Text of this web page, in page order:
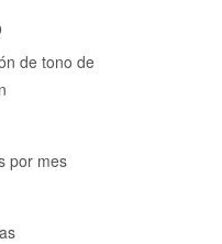
de tono de
por mes